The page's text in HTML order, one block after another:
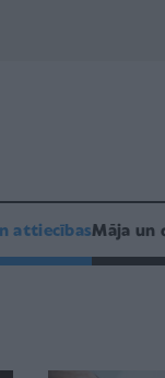
attiecībasMāja un